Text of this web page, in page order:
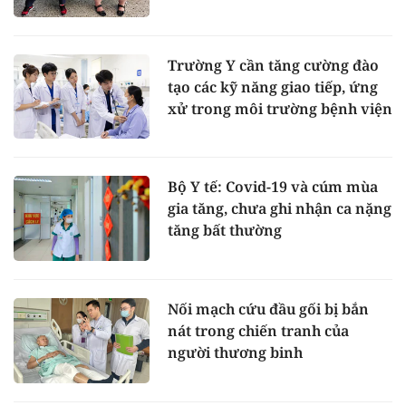
Trường Y cần tăng cường đào
tạo các kỹ năng giao tiếp, ứng
xử trong môi trường bệnh viện
Bộ Y tế: Covid-19 và cúm mùa
gia tăng, chưa ghi nhận ca nặng
tăng bất thường
Nối mạch cứu đầu gối bị bắn
nát trong chiến tranh của
người thương binh